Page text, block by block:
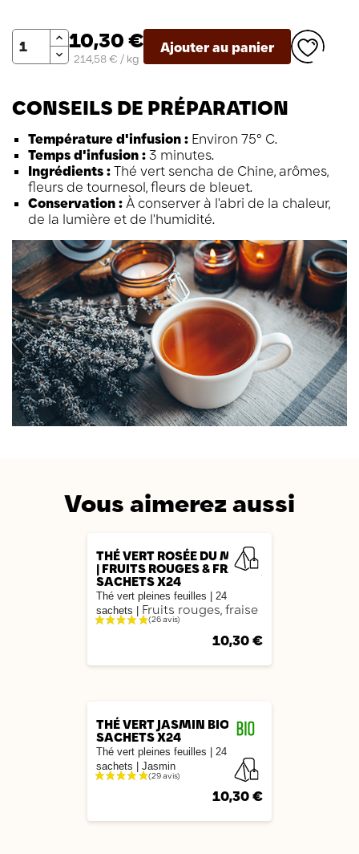
Quantité 10,30 €
214,58 € / kg
Ajouter au panier
CONSEILS DE PRÉPARATION
Température d'infusion : Environ 75° C.
Temps d'infusion : 3 minutes.
Ingrédients : Thé vert sencha de Chine, arômes,
fleurs de tournesol, fleurs de bleuet.
Conservation : À conserver à l'abri de la chaleur,
de la lumière et de l'humidité.
Vous aimerez aussi
THÉ VERT ROSÉE DU MATIN
| FRUITS ROUGES & FRAISE |
SACHETS X24
Thé vert pleines feuilles | 24
sachets | Fruits rouges, fraise
10,30 €
THÉ VERT JASMIN BIO |
SACHETS X24
Thé vert pleines feuilles
24
sachets
| Jasmin
10,30 €